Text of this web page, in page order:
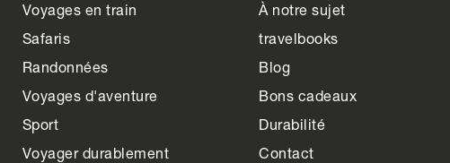
Voyages en train
Safaris
Randonnées
Voyages d'aventure
Sport
Voyager durablement
À notre sujet
travelbooks
Blog
Bons cadeaux
Durabilité
Contact